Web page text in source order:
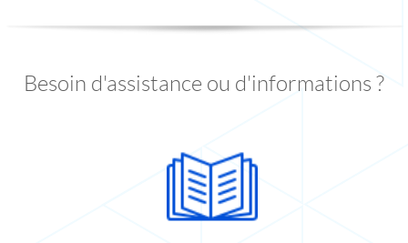
Besoin d'assistance ou d'informations ?